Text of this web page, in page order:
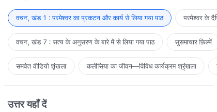
वचन, खंड 1 : परमेश्वर का प्रकटन और कार्य से लिया गया पाठ परमेश्वर के
वचन, खंड 7 : सत्य के अनुसरण के बारे में से लिया गया पाठ सुसमाचार फ़िल्में
समवेत वीडियो शृंखला कलीसिया का जीवन—विविध कार्यक्रम श्रृंखला
उत्तर यहाँ दें